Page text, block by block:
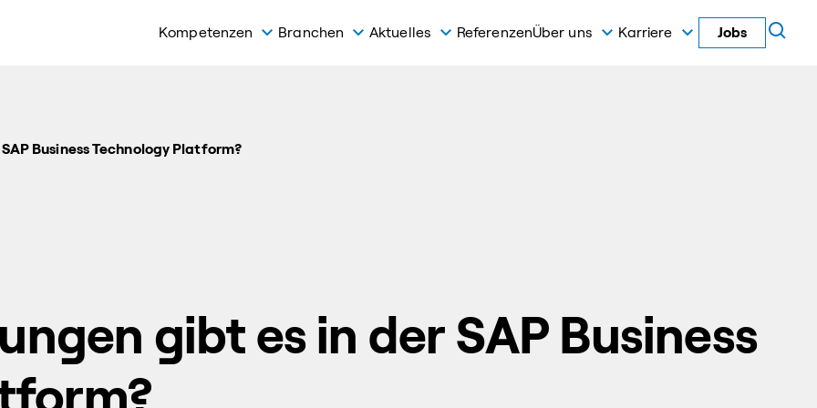
Kompetenzen Branchen Aktuelles ReferenzenÜber uns Karriere Jobs
Business Technology Platform?
gibt es in der SAP Business